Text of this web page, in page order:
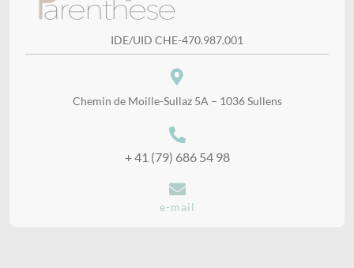
IDE/UID CHE-470.987.001
Chemin de Moille-Sullaz 5A – 1036 Sullens
+ 41 (79) 686 54 98
e-mail